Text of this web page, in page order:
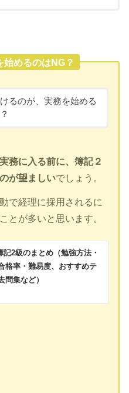
めるのはNG？
るのが、実務を始める
実務に入る前に、簿記２
が望ましいでしょう。
で経理に採用されるに
とが多いと思います。
記2級のまとめ（勉強方法・
格率・難易度、おすすめテ
問集など）